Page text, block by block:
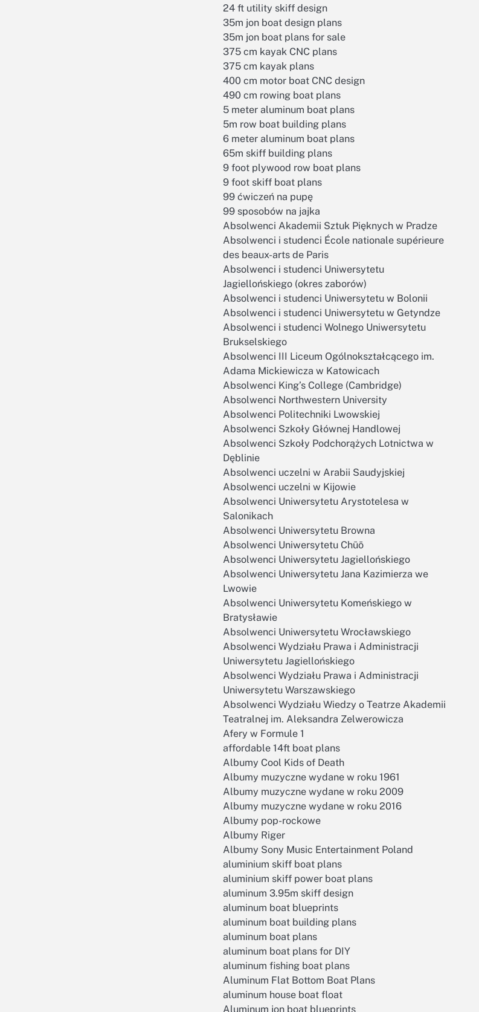
24 ft utility skiff design
35m jon boat design plans
35m jon boat plans for sale
375 cm kayak CNC plans
375 cm kayak plans
400 cm motor boat CNC design
490 cm rowing boat plans
5 meter aluminum boat plans
5m row boat building plans
6 meter aluminum boat plans
65m skiff building plans
9 foot plywood row boat plans
9 foot skiff boat plans
99 ćwiczeń na pupę
99 sposobów na jajka
Absolwenci Akademii Sztuk Pięknych w Pradze
Absolwenci i studenci École nationale supérieure
des beaux-arts de Paris
Absolwenci i studenci Uniwersytetu
Jagiellońskiego (okres zaborów)
Absolwenci i studenci Uniwersytetu w Bolonii
Absolwenci i studenci Uniwersytetu w Getyndze
Absolwenci i studenci Wolnego Uniwersytetu
Brukselskiego
Absolwenci III Liceum Ogólnokształcącego im.
Adama Mickiewicza w Katowicach
Absolwenci King’s College (Cambridge)
Absolwenci Northwestern University
Absolwenci Politechniki Lwowskiej
Absolwenci Szkoły Głównej Handlowej
Absolwenci Szkoły Podchorążych Lotnictwa w
Dęblinie
Absolwenci uczelni w Arabii Saudyjskiej
Absolwenci uczelni w Kijowie
Absolwenci Uniwersytetu Arystotelesa w
Salonikach
Absolwenci Uniwersytetu Browna
Absolwenci Uniwersytetu Chūō
Absolwenci Uniwersytetu Jagiellońskiego
Absolwenci Uniwersytetu Jana Kazimierza we
Lwowie
Absolwenci Uniwersytetu Komeńskiego w
Bratysławie
Absolwenci Uniwersytetu Wrocławskiego
Absolwenci Wydziału Prawa i Administracji
Uniwersytetu Jagiellońskiego
Absolwenci Wydziału Prawa i Administracji
Uniwersytetu Warszawskiego
Absolwenci Wydziału Wiedzy o Teatrze Akademii
Teatralnej im. Aleksandra Zelwerowicza
Afery w Formule 1
affordable 14ft boat plans
Albumy Cool Kids of Death
Albumy muzyczne wydane w roku 1961
Albumy muzyczne wydane w roku 2009
Albumy muzyczne wydane w roku 2016
Albumy pop-rockowe
Albumy Riger
Albumy Sony Music Entertainment Poland
aluminium skiff boat plans
aluminium skiff power boat plans
aluminum 3.95m skiff design
aluminum boat blueprints
aluminum boat building plans
aluminum boat plans
aluminum boat plans for DIY
aluminum fishing boat plans
Aluminum Flat Bottom Boat Plans
aluminum house boat float
Aluminum jon boat blueprints